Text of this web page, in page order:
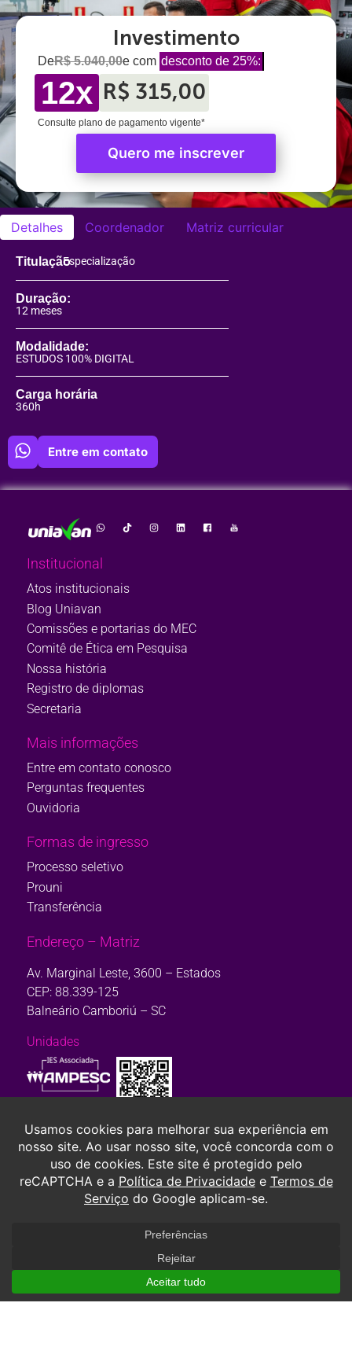
Investimento
DeR$ 5.040,00e com desconto de 25%:
12x R$ 315,00
Consulte plano de pagamento vigente*
Quero me inscrever
Detalhes Coordenador Matriz curricular
TitulaçãoEspecialização
Duração:
12 meses
Modalidade:
ESTUDOS 100% DIGITAL
Carga horária
360h
Entre em contato
Institucional
Atos institucionais
Blog Uniavan
Comissões e portarias do MEC
Comitê de Ética em Pesquisa
Nossa história
Registro de diplomas
Secretaria
Mais informações
Entre em contato conosco
Perguntas frequentes
Ouvidoria
Formas de ingresso
Processo seletivo
Prouni
Transferência
Endereço – Matriz
Av. Marginal Leste, 3600 – Estados
CEP: 88.339-125
Balneário Camboriú – SC
Unidades
Consulte aqui o cadastro da Instituição no Sistema e-Mec. Ou, se
preferir,clique aqui.
TODOS OS DIREITOS RESERVADOS À SOCIEDADE AVANTIS DE ENSINO E